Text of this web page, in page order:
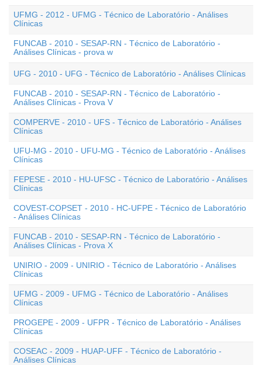
UFMG - 2012 - UFMG - Técnico de Laboratório - Análises
Clínicas
FUNCAB - 2010 - SESAP-RN - Técnico de Laboratório -
Análises Clínicas - prova w
UFG - 2010 - UFG - Técnico de Laboratório - Análises Clínicas
FUNCAB - 2010 - SESAP-RN - Técnico de Laboratório -
Análises Clínicas - Prova V
COMPERVE - 2010 - UFS - Técnico de Laboratório - Análises
Clínicas
UFU-MG - 2010 - UFU-MG - Técnico de Laboratório - Análises
Clínicas
FEPESE - 2010 - HU-UFSC - Técnico de Laboratório - Análises
Clínicas
COVEST-COPSET - 2010 - HC-UFPE - Técnico de Laboratório
- Análises Clínicas
FUNCAB - 2010 - SESAP-RN - Técnico de Laboratório -
Análises Clínicas - Prova X
UNIRIO - 2009 - UNIRIO - Técnico de Laboratório - Análises
Clínicas
UFMG - 2009 - UFMG - Técnico de Laboratório - Análises
Clínicas
PROGEPE - 2009 - UFPR - Técnico de Laboratório - Análises
Clínicas
COSEAC - 2009 - HUAP-UFF - Técnico de Laboratório -
Análises Clínicas